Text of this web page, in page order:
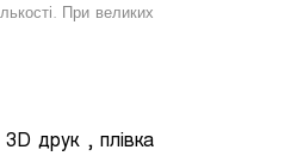
При великих
друк , плівка